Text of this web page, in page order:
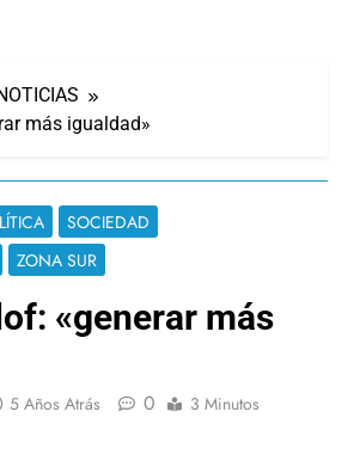
más igualdad»
SOCIEDAD
ZONA SUR
«generar más
5 Años Atrás 0 3 Minutos